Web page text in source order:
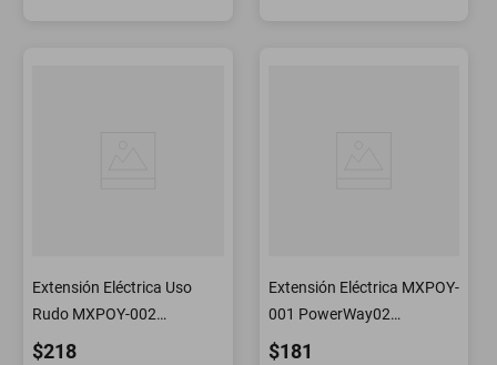
Extensión Eléctrica Uso
Rudo MXPOY-002
PowerWay02 Extensiones
$218
Extensión Eléctrica MXPOY-
001 PowerWay02
Extensiones Eléctricas
$181